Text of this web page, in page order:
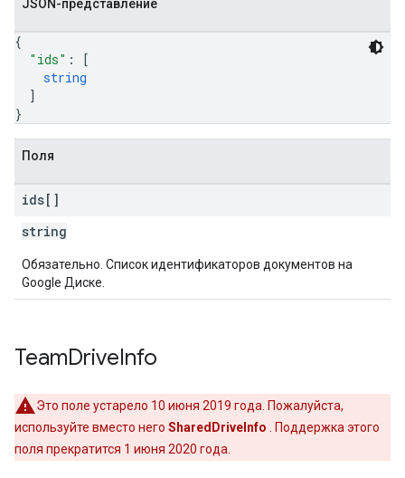
JSON-представление
{
"ids" :
[
string
]
}
Поля
ids[]
string
Обязательно. Список идентификаторов документов на
Google Диске.
TeamDriveInfo
Это поле устарело 10 июня 2019 года. Пожалуйста,
используйте вместо него SharedDriveInfo . Поддержка этого
поля прекратится 1 июня 2020 года.